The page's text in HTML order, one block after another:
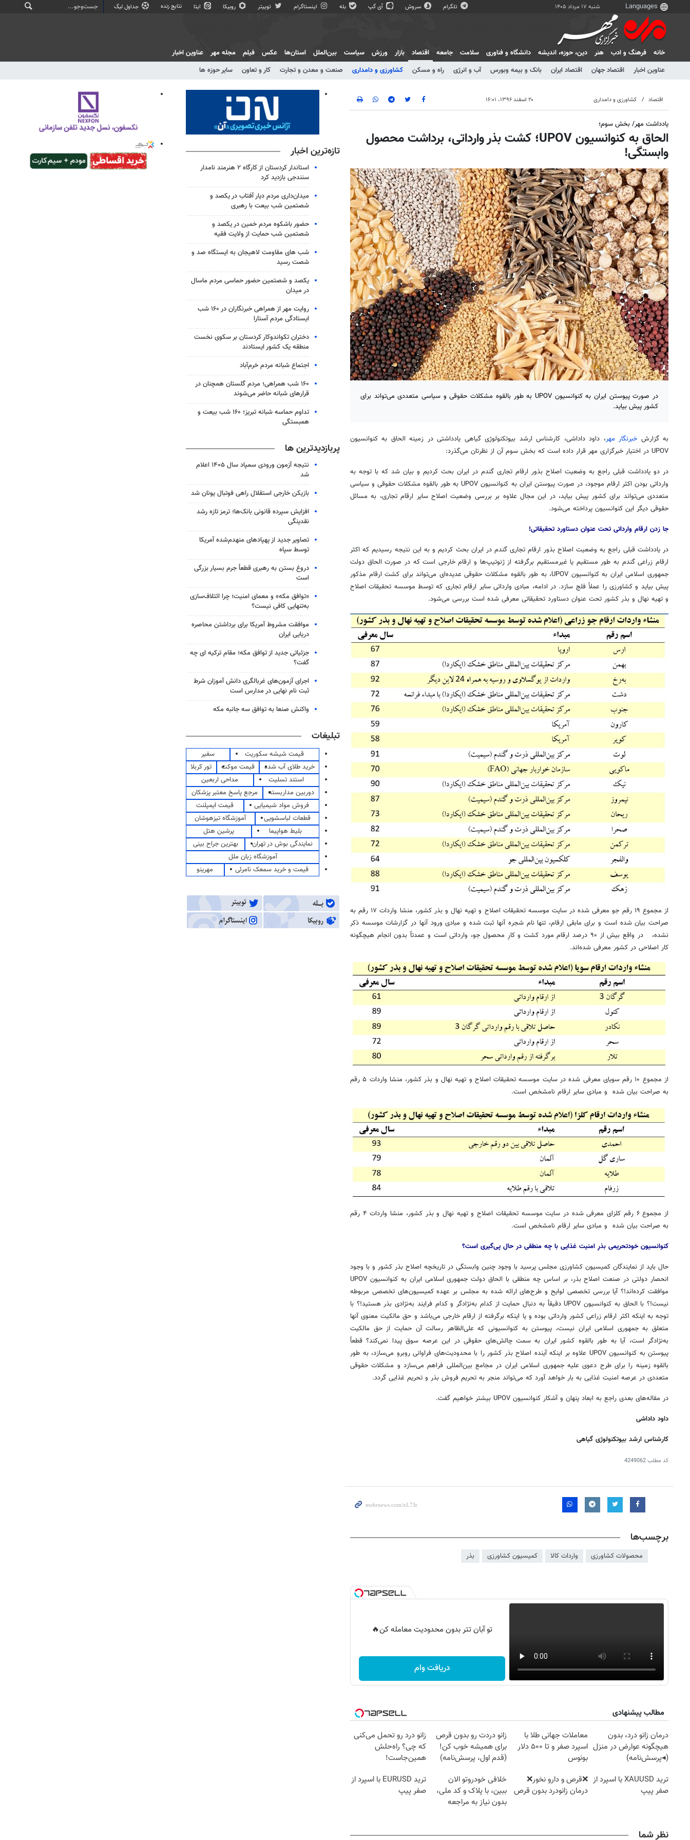
شنبه ۱۷ مرداد ۱۴۰۵ تلگرام سروش آی گپ بله اینستاگرام توییتر روبیکا ایتا نتایج زنده جداول لیگ
خانه فرهنگ و ادب هنر دين، حوزه، انديشه دانشگاه و فناوری سلامت جامعه
اقتصاد
عناوین اخبار
اقتصاد جهان اقتصاد ایران بانک و بیمه وبورس آب و انرژی راه و مسکن کشاورزی و دامداری صنعت و معدن و تجارت کار و تعاون سایر حوزه ها
بازار ورزش سیاست بین‌الملل استان‌ها عکس فیلم مجله مهر عناوین اخبار
اقتصاد کشاورزی و دامداری ۲۰ اسفند ۱۳۹۶، ۱۶:۰۱
یادداشت مهر/ بخش سوم؛
الحاق به کنوانسیون UPOV؛ کشت بذر وارداتی، برداشت محصول
وابستگی!
در صورت پیوستن ایران به کنوانسیون UPOV به طور بالقوه مشکلات حقوقی و سیاسی متعددی می‌تواند برای
کشور پیش بیاید.
به گزارش خبرنگار مهر، داود داداشی، کارشناس ارشد بیوتکنولوژی گیاهی یادداشتی در زمینه الحاق به کنوانسیون
UPOV در اختیار خبرگزاری مهر قرار داده است که بخش سوم آن از نظرتان می‌گذرد:
در دو یادداشت قبلی راجع به وضعیت اصلاح بذور ارقام تجاری گندم در ایران بحث کردیم و بیان شد که با توجه به
وارداتی بودن اکثر ارقام موجود، در صورت پیوستن ایران به کنوانسیون UPOVبه طور بالقوه مشکلات حقوقی و سیاسی
متعددی می‌تواند برای کشور پیش بیاید، در این مجال علاوه بر بررسی وضعیت اصلاح سایر ارقام تجاری، به مسائل
حقوقی دیگر این کنوانسیون پرداخته می‌شود.
جا زدن ارقام وارداتی تحت عنوان دستاورد تحقیقاتی!
در یادداشت قبلی راجع به وضعیت اصلاح بذور ارقام تجاری گندم در ایران بحث کردیم و به این نتیجه رسیدیم که اکثر
ارقام زراعی گندم به طور مستقیم یا غیرمستقیم برگرفته از ژنوتیپ‌ها و ارقام خارجی است که در صورت الحاق دولت
جمهوری اسلامی ایران به کنوانسیون UPOV، به طور بالقوه مشکلات حقوقی عدیده‌ای می‌تواند برای کشت ارقام مذکور
پیش بیاید و کشاورزی را عملاً فلج سازد. در ادامه، مبادی وارداتی سایر ارقام تجاری که توسط موسسه تحقیقات اصلاح
و تهیه نهال و بذر کشور تحت عنوان دستاورد تحقیقاتی معرفی شده است بررسی می‌شود.
از مجموع ۱۹ رقم جو معرفی شده در سایت موسسه تحقیقات اصلاح و تهیه نهال و بذر کشور، منشا واردات ۱۷ رقم به
صراحت بیان شده است و برای مابقی ارقام، تنها نام شجره آنها ثبت شده و مبادی ورود آنها در گزارشات موسسه ذکر
نشده، در واقع بیش از ۹۰ درصد ارقام مورد کشت و کارِ محصول جو، وارداتی است و عمدتاً بدون انجام هیچگونه
کار اصلاحی در کشور معرفی شده‌اند.
از مجموع ۱۰ رقم سویای معرفی شده در سایت موسسه تحقیقات اصلاح و تهیه نهال و بذر کشور، منشا واردات ۵ رقم
به صراحت بیان شده و مبادی سایر ارقام نامشخص است.
از مجموع ۶ رقم کلزای معرفی شده در سایت موسسه تحقیقات اصلاح و تهیه نهال و بذر کشور، منشا واردات ۴ رقم
به صراحت بیان شده و مبادی سایر ارقام نامشخص است.
کنوانسیون خودتحریمی بذرِ امنیت غذایی با چه منطقی در حال پی‌گیری است؟
حال باید از نمایندگان کمیسیون کشاورزی مجلس پرسید با وجود چنین وابستگی در تاریخچه اصلاح بذر کشور و با وجود
انحصار دولتی در صنعت اصلاح بذر، بر اساس چه منطقی با الحاق دولت جمهوری اسلامی ایران به کنوانسیون UPOV
موافقت کرده‌اند!؟ آیا بررسی تخصصی لوایح و طرح‌های ارائه شده به مجلس بر عهده کمیسیون‌های تخصصی مربوطه
نیست!؟ با الحاق به کنوانسیون UPOV دقیقاً به دنبال حمایت از کدام به‌نژادگر و کدام فرایند به‌نژادی بذر هستید!؟ با
توجه به اینکه اکثر ارقام زراعی کشور وارداتی بوده و یا اینکه برگرفته از ارقام خارجی می‌باشد و حق مالکیت معنوی آنها
متعلق به جمهوری اسلامی ایران نیست، پیوستن به کنوانسیونی که علی‌الظاهر رسالت آن حمایت از حق مالکیت
به‌نژادگر است، آیا به طور بالقوه کشور ایران به سمت چالش‌های حقوقی در این عرصه سوق پیدا نمی‌کند؟ قطعاً
پیوستن به کنوانسیون UPOV علاوه بر اینکه آینده اصلاح بذر کشور را با محدودیت‌های فراوانی روبرو می‌سازد، به طور
بالقوه زمینه را برای طرح دعوی علیه جمهوری اسلامی ایران در مجامع بین‌المللی فراهم می‌سازد و مشکلات حقوقی
متعددی در عرصه امنیت غذایی به بار خواهد آورد که می‌تواند منجر به تحریم فروش بذر و تحریم غذایی گردد.
در مقاله‌های بعدی راجع به ابعاد پنهان و آشکار کنوانسیون UPOV بیشتر خواهیم گفت.
داود داداشی
کارشناس ارشد بیوتکنولوژی گیاهی
کد مطلب4249062
برچسب‌ها
محصولات کشاورزی واردات کالا کمیسیون کشاورزی بذر
تو آبان تتر بدون محدودیت معامله کن🔥
دریافت وام
مطالب پیشنهادی
درمان زانو درد، بدون
هیچگونه عوارض در منزل
(◂پرسش‌نامه)
معاملات جهانی طلا با
اسپرد صفر و تا ۵۰۰ دلار
بونوس
زانو دردت رو بدون قرص
برای همیشه خوب کن!
(قدم اول، پرسش‌نامه)
زانو درد رو تحمل می‌کنی
که چی؟ راه‌حلش
همین‌جاست!
ترید XAUUSD با اسپرد از
صفر پیپ
❌قرص‌ و دارو نخور❌
درمان زانودرد بدون قرص
خلافی خودروتو الان
ببین، با پلاک و کد ملی،
بدون نیاز به مراجعه
ترید EURUSD با اسپرد از
صفر پیپ
نظر شما
تازه‌ترین اخبار
استاندار کردستان از کارگاه ۲ هنرمند نامدار
سنندجی بازدید کرد
میدان‌داری مردم دیار آفتاب در یکصد و
شصتمین شب بیعت با رهبری
حضور باشکوه مردم خمین در یکصد و
شصتمین شب حمایت از ولایت فقیه
شب های مقاومت لاهیجان به ایستگاه صد و
شصت رسید
یکصد و شصتمین حضور حماسی مردم ماسال
در میدان
روایت مهر از همراهی خبرنگاران در ۱۶۰ شب
ایستادگی مردم آستارا
دختران تکواندوکار کردستان بر سکوی نخست
منطقه یک کشور ایستادند
اجتماع شبانه مردم خرم‌آباد
۱۶۰ شب همراهی؛ مردم گلستان همچنان در
قرارهای شبانه حاضر می‌شوند
تداوم حماسه شبانه تبریز؛ ۱۶۰ شب بیعت و
همبستگی
پربازدیدترین ها
نتیجه آزمون ورودی سمپاد سال ۱۴۰۵ اعلام
شد
بازیکن خارجی استقلال راهی فوتبال یونان شد
افزایش سپرده قانونی بانک‌ها؛ ترمز تازه رشد
نقدینگی
تصاویر جدید از پهپادهای منهدم‌شده آمریکا
توسط سپاه
دروغ بستن به رهبری قطعاً جرم بسیار بزرگی
است
«توافق مکه» و معمای امنیت؛ چرا ائتلاف‌سازی
به‌تنهایی کافی نیست؟
موافقت مشروط آمریکا برای برداشتن محاصره
دریایی ایران
جزئیاتی جدید از توافق مکه؛ مقام ترکیه ای چه
گفت؟
اجرای آزمون‌های غربالگری دانش آموزان شرط
ثبت نام نهایی در مدارس است
واکنش صنعا به توافق سه جانبه مکه
تبلیغات
قیمت شیشه سکوریت
سفیر
خرید طلای آب شده
قیمت موکت
تور کربلا
استند تسلیت
مداحی اربعین
دوربین مداربسته
مرجع پاسخ معتبر پزشکان
فروش مواد شیمیایی
قیمت ایمپلنت
قطعات لباسشویی
آموزشگاه تیزهوشان
بلیط هواپیما
پرشین هتل
نمایندگی بوش در تهران
بهترین جراح بینی
آموزشگاه زبان ملل
قیمت و خرید سمعک نامرئی
مهرینو